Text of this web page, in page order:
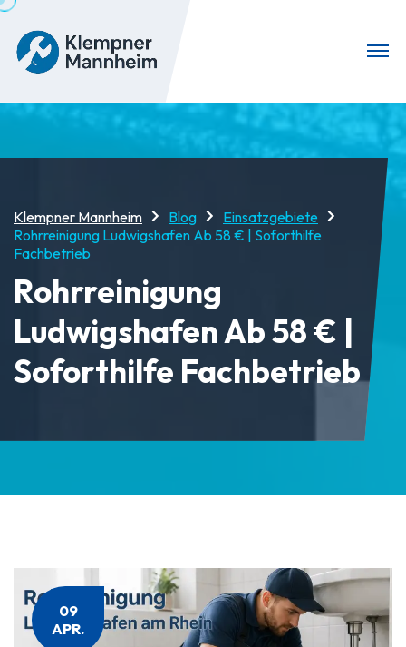
Klempner Mannheim Blog
Einsatzgebiete
Rohrreinigung Ludwigshafen Ab 58 € | Soforthilfe
Fachbetrieb
Rohrreinigung
Ludwigshafen Ab 58 € |
Soforthilfe Fachbetrieb
09
APR.